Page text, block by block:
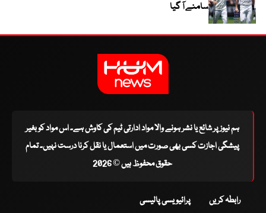
سامنے آ گیا
ہم نیوز پر شائع یا نشر ہونے والا مواد ادارتی ٹیم کی کاوش ہے۔ اس مواد کو بغیر
پیشگی اجازت کسی بھی صورت میں استعمال یا نقل کرنا درست نہیں۔ تمام
حقوق محفوظ ہیں © 2026
رابطہ کریں پرائیویسی پالیسی